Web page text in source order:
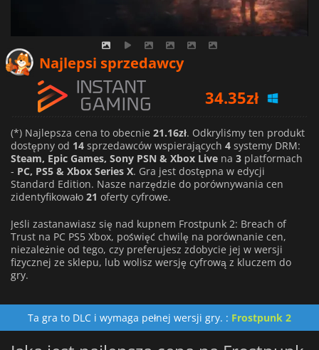
Najlepsi sprzedawcy
34.35zł
34.67zł
35.31zł
(*) Najlepsza cena to obecnie 21.16zł. Odkryliśmy ten produkt
dostępny od 14 sprzedawców wspierających 4 systemy DRM:
Steam, Epic Games, Sony PSN & Xbox Live na 3 platformach
- PC, PS5 & Xbox Series X. Gra jest dostępna w edycji
Standard Edition. Nasze narzędzie do porównywania cen
zidentyfikowało 21 oferty cyfrowe.
Jeśli zastanawiasz się nad kupnem Frostpunk 2: Breach of
Trust na PC PS5 Xbox, poświęć chwilę na porównanie cen,
niezależnie od tego, czy preferujesz zdobycie jej w wersji
fizycznej ze sklepu, lub wolisz wersję cyfrową z kluczem do
gry.
Ta gra to DLC i wymaga pełnej wersji gry. : Frostpunk 2